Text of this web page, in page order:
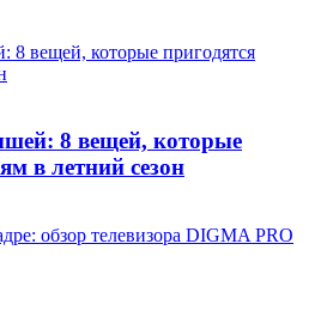
8 вещей, которые
в летний сезон